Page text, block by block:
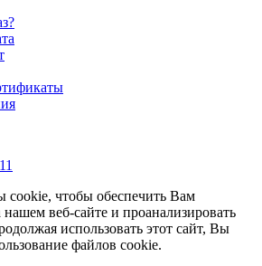
чтобы обеспечить Вам
веб-сайте и проанализировать
использовать этот сайт, Вы
файлов cookie.